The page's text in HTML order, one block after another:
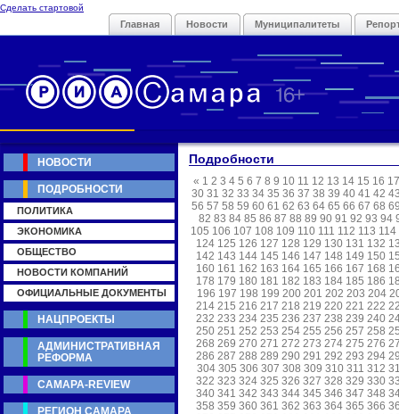
Сделать стартовой
Главная Новости Муниципалитеты
Подробности
« 1 2 3 4 5 6 7 8 9 10 11 12 13 14 15 16 17
30 31 32 33 34 35 36 37 38 39 40 41 42
56 57 58 59 60 61 62 63 64 65 66 67 68
82 83 84 85 86 87 88 89 90 91 92 93 94
105 106 107 108 109 110 111 112 113 114
124 125 126 127 128 129 130 131 132
142 143 144 145 146 147 148 149 150
160 161 162 163 164 165 166 167 168
178 179 180 181 182 183 184 185 186
196 197 198 199 200 201 202 203 204
214 215 216 217 218 219 220 221 222
232 233 234 235 236 237 238 239 240
250 251 252 253 254 255 256 257 258
268 269 270 271 272 273 274 275 276
286 287 288 289 290 291 292 293 294
304 305 306 307 308 309 310 311 312
322 323 324 325 326 327 328 329 330
340 341 342 343 344 345 346 347 348
358 359 360 361 362 363 364 365 366
НОВОСТИ
ПОДРОБНОСТИ
ПОЛИТИКА
ЭКОНОМИКА
ОБЩЕСТВО
НОВОСТИ КОМПАНИЙ
ОФИЦИАЛЬНЫЕ ДОКУМЕНТЫ
НАЦПРОЕКТЫ
АДМИНИСТРАТИВНАЯ
РЕФОРМА
САМАРА-REVIEW
РЕГИОН САМАРА